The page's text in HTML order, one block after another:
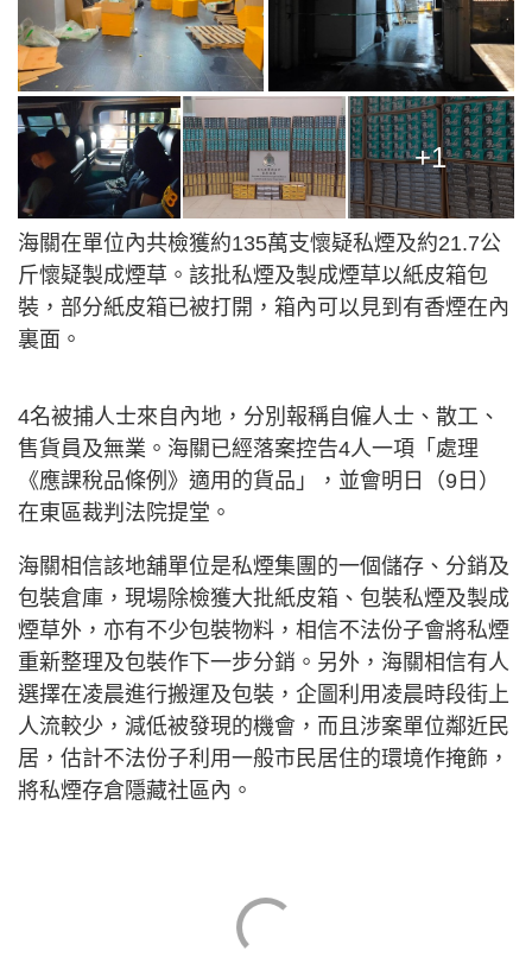
+1
海關在單位內共檢獲約135萬支懷疑私煙及約21.7公
斤懷疑製成煙草。該批私煙及製成煙草以紙皮箱包
裝，部分紙皮箱已被打開，箱內可以見到有香煙在內
裏面。
4名被捕人士來自內地，分別報稱自僱人士、散工、
售貨員及無業。海關已經落案控告4人一項「處理
《應課稅品條例》適用的貨品」，並會明日（9日）
在東區裁判法院提堂。
海關相信該地舖單位是私煙集團的一個儲存、分銷及
包裝倉庫，現場除檢獲大批紙皮箱、包裝私煙及製成
煙草外，亦有不少包裝物料，相信不法份子會將私煙
重新整理及包裝作下一步分銷。另外，海關相信有人
選擇在凌晨進行搬運及包裝，企圖利用凌晨時段街上
人流較少，減低被發現的機會，而且涉案單位鄰近民
居，估計不法份子利用一般市民居住的環境作掩飾，
將私煙存倉隱藏社區內。